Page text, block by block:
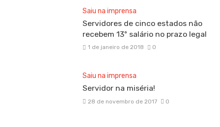
Saiu na imprensa
Servidores de cinco estados não
recebem 13º salário no prazo legal
1 de janeiro de 2018 0
Saiu na imprensa
Servidor na miséria!
28 de novembro de 2017 0